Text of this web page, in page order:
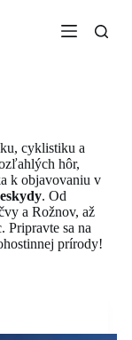
cyklistiku a
hôr,
k objavovaniu v
. Od
a Rožnov, až
Pripravte sa na
prírody!